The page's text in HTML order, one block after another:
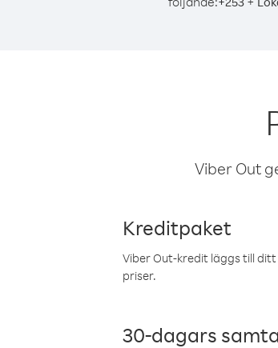
Viber Out
Kreditpaket
Viber Out-kredit läggs till
priser.
30-dagars